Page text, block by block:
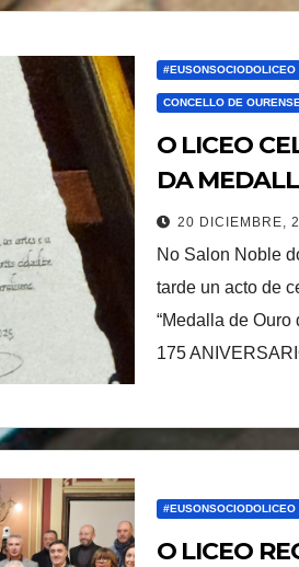
#EUSONSOCIODOLICEO
CONCELLO DE OURENSE
O LICEO
DA
CIDADE DE
20 DICIEMBRE,
No Salon Noble
tarde un acto de
“Medalla de Ouro
175
#EUSONSOCIODOLICEO
O LICEO